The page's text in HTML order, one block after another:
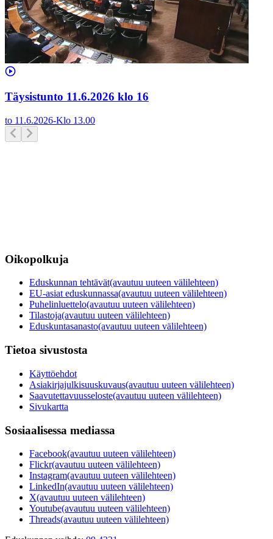
Täysistunto 11.6.2026 klo 16
to 11.6.2026-Klo 13.00
Oikopolkuja
Eduskunnan tehtävät(avautuu uuteen välilehteen)
EU-asiat eduskunnassa(avautuu uuteen välilehteen)
Puhelinluettelo(avautuu uuteen välilehteen)
Tilastoja(avautuu uuteen välilehteen)
Eduskuntasanasto(avautuu uuteen välilehteen)
Tietoa sivustosta
Käyttöehdot
Asiakirjajulkisuuskuvaus(avautuu uuteen välilehteen)
Saavutettavuusseloste(avautuu uuteen välilehteen)
Sivukartta
Sosiaalisessa mediassa
Facebook(avautuu uuteen välilehteen)
Flickr(avautuu uuteen välilehteen)
Instagram(avautuu uuteen välilehteen)
LinkedIn(avautuu uuteen välilehteen)
X(avautuu uuteen välilehteen)
Youtube(avautuu uuteen välilehteen)
Threads(avautuu uuteen välilehteen)